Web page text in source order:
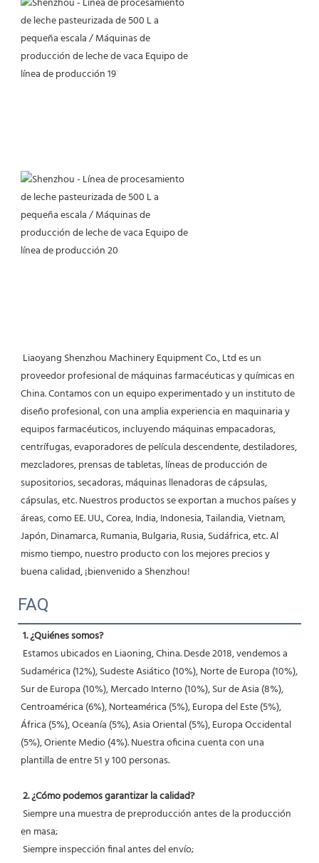
proveedor profesional de máquinas farmacéuticas y químicas en
China. Contamos con un equipo experimentado y un instituto de
diseño profesional, con una amplia experiencia en maquinaria y
equipos farmacéuticos, incluyendo máquinas empacadoras,
centrífugas, evaporadores de película descendente, destiladores,
mezcladores, prensas de tabletas, líneas de producción de
supositorios, secadoras, máquinas llenadoras de cápsulas,
cápsulas, etc. Nuestros productos se exportan a muchos países y
áreas, como EE. UU., Corea, India, Indonesia, Tailandia, Vietnam,
Japón, Dinamarca, Rumania, Bulgaria, Rusia, Sudáfrica, etc. Al
mismo tiempo, nuestro producto con los mejores precios y
buena calidad, ¡bienvenido a Shenzhou!
FAQ
1. ¿Quiénes somos?
Sudamérica (12%), Sudeste Asiático (10%), Norte de Europa (10%),
Sur de Europa (10%), Mercado Interno (10%), Sur de Asia (8%),
Centroamérica (6%), Norteamérica (5%), Europa del Este (5%),
África (5%), Oceanía (5%), Asia Oriental (5%), Europa Occidental
(5%), Oriente Medio (4%). Nuestra oficina cuenta con una
plantilla de entre 51 y 100 personas.
2. ¿Cómo podemos garantizar la calidad?
en masa;
Siempre inspección final antes del envío;